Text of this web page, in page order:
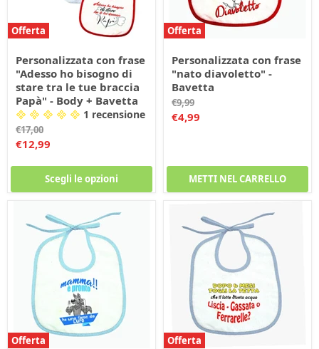
Offerta
Personalizzata con frase
"Adesso ho bisogno di
stare tra le tue braccia
Papà" - Body + Bavetta
1 recensione
Prezzo
originale
€17,00
Prezzo
€12,99
Scegli le opzioni
Offerta
Personalizzata con frase
"nato diavoletto" -
Bavetta
Prezzo
originale
€9,99
Prezzo
€4,99
METTI NEL CARRELLO
Offerta Offerta